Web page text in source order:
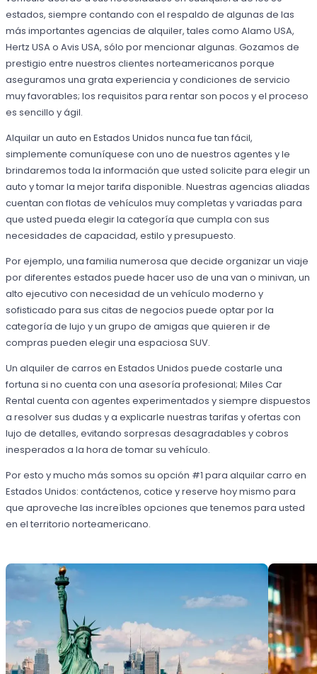
estados, siempre contando con el respaldo de algunas de las
más importantes agencias de alquiler, tales como Alamo USA,
Hertz USA o Avis USA, sólo por mencionar algunas. Gozamos de
prestigio entre nuestros clientes norteamericanos porque
aseguramos una grata experiencia y condiciones de servicio
muy favorables; los requisitos para rentar son pocos y el proceso
es sencillo y ágil.
Alquilar un auto en Estados Unidos nunca fue tan fácil,
simplemente comuníquese con uno de nuestros agentes y le
brindaremos toda la información que usted solicite para elegir un
auto y tomar la mejor tarifa disponible. Nuestras agencias aliadas
cuentan con flotas de vehículos muy completas y variadas para
que usted pueda elegir la categoría que cumpla con sus
necesidades de capacidad, estilo y presupuesto.
Por ejemplo, una familia numerosa que decide organizar un viaje
por diferentes estados puede hacer uso de una van o minivan, un
alto ejecutivo con necesidad de un vehículo moderno y
sofisticado para sus citas de negocios puede optar por la
categoría de lujo y un grupo de amigas que quieren ir de
compras pueden elegir una espaciosa SUV.
Un alquiler de carros en Estados Unidos puede costarle una
fortuna si no cuenta con una asesoría profesional; Miles Car
Rental cuenta con agentes experimentados y siempre dispuestos
a resolver sus dudas y a explicarle nuestras tarifas y ofertas con
lujo de detalles, evitando sorpresas desagradables y cobros
inesperados a la hora de tomar su vehículo.
Por esto y mucho más somos su opción #1 para alquilar carro en
Estados Unidos: contáctenos, cotice y reserve hoy mismo para
que aproveche las increíbles opciones que tenemos para usted
en el territorio norteamericano.